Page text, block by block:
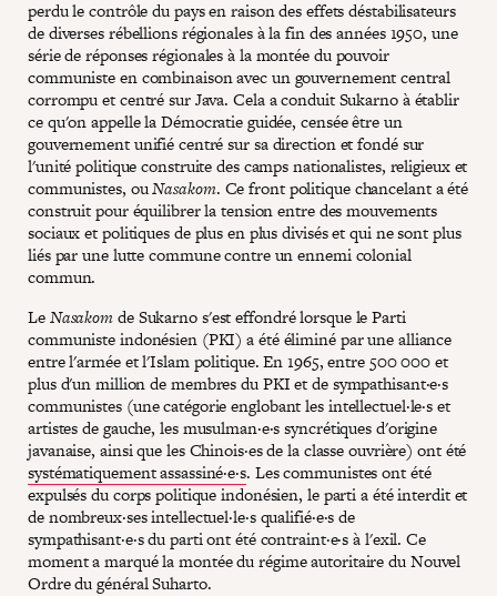
perdu le contrôle du pays en raison des effets déstabilisateurs
de diverses rébellions régionales à la fin des années 1950, une
série de réponses régionales à la montée du pouvoir
communiste en combinaison avec un gouvernement central
corrompu et centré sur Java. Cela a conduit Sukarno à établir
ce qu'on appelle la Démocratie guidée, censée être un
gouvernement unifié centré sur sa direction et fondé sur
l'unité politique construite des camps nationalistes, religieux et
communistes, ouNasakom. Ce front politique chancelant a été
construit pour équilibrer la tension entre des mouvements
sociaux et politiques de plus en plus divisés et qui ne sont plus
liés par une lutte commune contre un ennemi colonial
commun.
LeNasakomde Sukarno s'est effondré lorsque le Parti
communiste indonésien (PKI) a été éliminé par une alliance
entre l'armée et l'Islam politique. En 1965, entre 500 000 et
plus d'un million de membres du PKI et de sympathisant·e·s
communistes (une catégorie englobant les intellectuel·le·s et
artistes de gauche, les musulman·e·s syncrétiques d'origine
javanaise, ainsi que les Chinois·es de la classe ouvrière) ont été
systématiquement assassiné·e·s. Les communistes ont été
expulsés du corps politique indonésien, le parti a été interdit et
de nombreux·ses intellectuel·le·s qualifié·e·s de
sympathisant·e·s du parti ont été contraint·e·s à l'exil. Ce
moment a marqué la montée du régime autoritaire du Nouvel
Ordre du général Suharto.